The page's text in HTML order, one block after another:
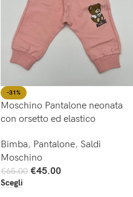
-31%
Moschino Pantalone neonata
con orsetto ed elastico
Bimba, Pantalone, Saldi
Moschino
€65.00 €45.00
Scegli